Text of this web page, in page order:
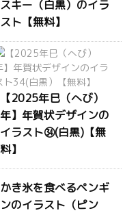
スキー（白黒）のイラ
スト【無料】
【2025年巳（へび）
年】年賀状デザインの
イラスト㉞(白黒)【無
料】
かき氷を食べるペンギ
ンのイラスト（ピン